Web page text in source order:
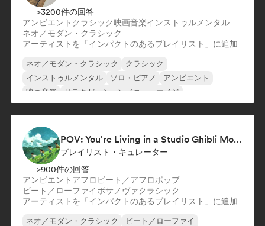
>3200件の回答
アンビエント クラシック映画音楽インストゥルメンタル
ネオ／モダン・クラシック
アーティストを「インパクトのあるプレイリスト」に追加
ネオ／モダン・クラシック
クラシック
インストゥルメンタル
ソロ・ピアノ
アンビエント
映画音楽
リラクゼーション／ニューエイジ
POV: You're Living in a Studio Ghibli Movie 🌱 Neo-Classical Piano & Dream Pop
プレイリスト・キュレーター
>900件の回答
アンビエント アフロビート／アフロポップ
ビート／ローファイボサノヴァクラシック
アーティストを「インパクトのあるプレイリスト」に追加
ネオ／モダン・クラシック ビート／ローファイ